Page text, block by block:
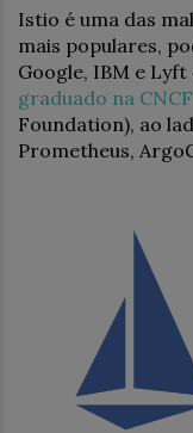
Istio é uma das
mais populares,
Google, IBM e Lyft
graduado na CNCF
Foundation), ao
Prometheus,